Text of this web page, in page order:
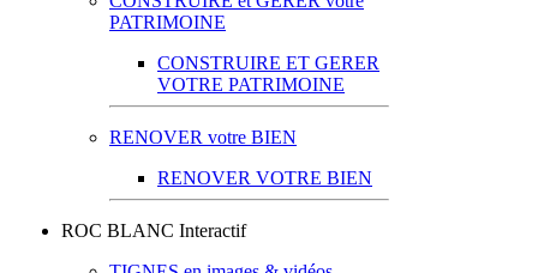
PATRIMOINE
CONSTRUIRE ET GERER
VOTRE PATRIMOINE
RENOVER votre BIEN
RENOVER VOTRE BIEN
ROC BLANC Interactif